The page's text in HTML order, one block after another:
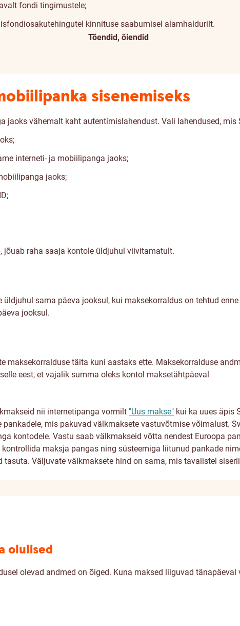
fondi tingimustele;
kinnituse saabumisel alamhaldurilt.
Tõendid, õiendid
sisenemiseks
jaoks vähemalt kaht autentimislahendust. Vali lahendused,
interneti- ja mobiilipanga jaoks;
jaoks;
jõuab raha saaja kontole üldjuhul viivitamatult.
üldjuhul sama päeva jooksul, kui maksekorraldus on tehtud
jooksul.
maksekorralduse täita kuni aastaks ette. Maksekorralduse
eest, et vajalik summa oleks kontol maksetähtpäeval
nii internetipanga vormilt "Uus makse" kui ka uues äpis
mis pakuvad välkmaksete vastuvõtmise võimalust.
kontodele. Vastu saab välkmakseid võtta nendest Euroopa
maksja pangas ning süsteemiga liitunud pankade
tasuta. Väljuvate välkmaksete hind on sama, mis tavalistel
olulised
olevad andmed on õiged. Kuna maksed liiguvad